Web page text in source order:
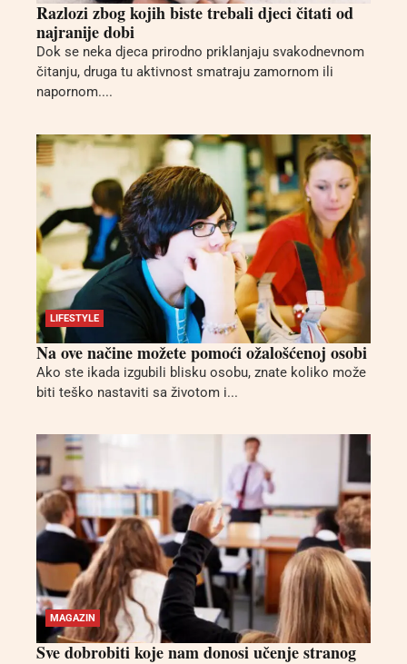
Razlozi zbog kojih biste trebali djeci čitati od
najranije dobi
Dok se neka djeca prirodno priklanjaju svakodnevnom
čitanju, druga tu aktivnost smatraju zamornom ili
napornom....
LIFESTYLE
Na ove načine možete pomoći ožalošćenoj osobi
Ako ste ikada izgubili blisku osobu, znate koliko može
biti teško nastaviti sa životom i...
MAGAZIN
Sve dobrobiti koje nam donosi učenje stranog